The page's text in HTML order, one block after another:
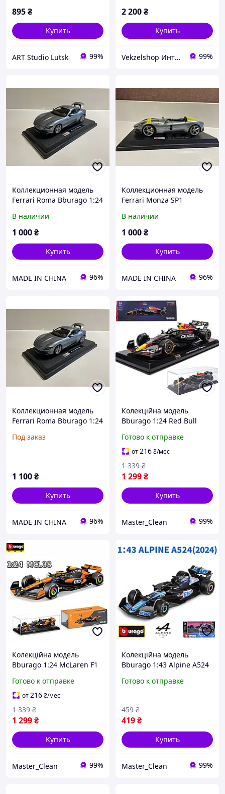
895₴
Купить
ART Studio Lutsk 99%
2 200₴
Купить
Vekzelshop Интернет-магазин 99%
Коллекционная модель
Ferrari Roma Bburago 1:24
В наличии
1 000₴
Купить
MADE IN CHINA 96%
Коллекционная модель
Ferrari Monza SP1
В наличии
1 000₴
Купить
MADE IN CHINA 96%
Коллекционная модель
Ferrari Roma Bburago 1:24
Под заказ
1 100₴
Купить
MADE IN CHINA 96%
Колекційна модель
Bburago 1:24 Red Bull
Sergio Pérez. В захисному
пластиковому боксі
Готово к отправке
от216₴/мес
1 299₴
1 339 ₴
Купить
Master_Clean 99%
Колекційна модель
Bburago 1:24 McLaren F1
Norris. В захисному
пластиковому боксі
Готово к отправке
от216₴/мес
1 299₴
1 339 ₴
Купить
Master_Clean 99%
Колекційна модель
Bburago 1:43 Alpine A524
Ocon. Формула 1. Formula
Готово к отправке
419₴
459 ₴
Купить
Master_Clean 99%